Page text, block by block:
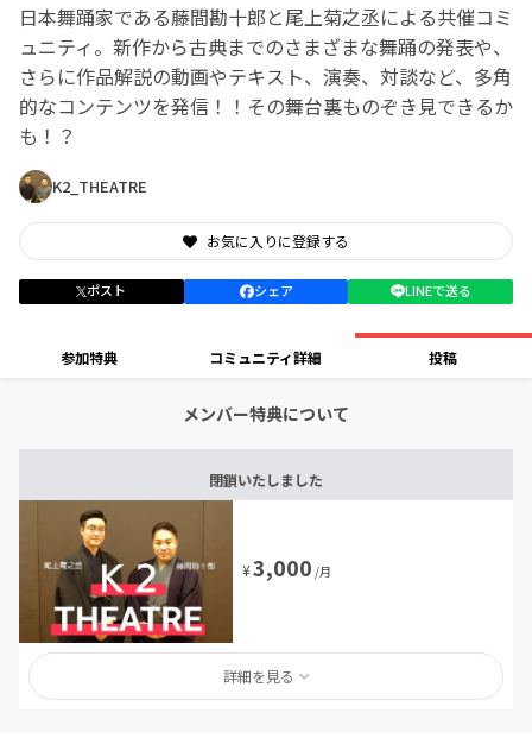
日本舞踊家である藤間勘十郎と尾上菊之丞による共催コミ
ュニティ。新作から古典までのさまざまな舞踊の発表や、
さらに作品解説の動画やテキスト、演奏、対談など、多角
的なコンテンツを発信！！その舞台裏ものぞき見できるか
も！？
K2_THEATRE
お気に入りに登録する
ポスト シェア LINEで送る
参加特典 コミュニティ詳細 投稿
メンバー特典について
閉鎖いたしました
¥3,000 /月
詳細を見る